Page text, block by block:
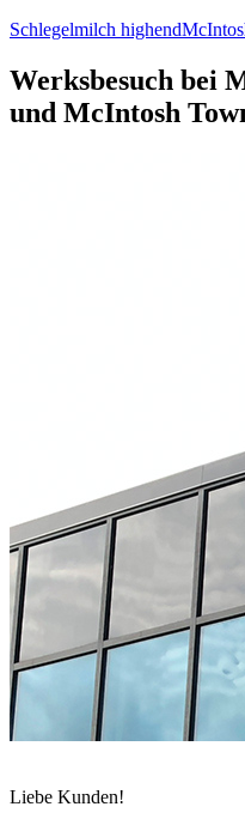
Schlegelmilch highend
Werksbesuch bei
und McIntosh
Liebe Kunden!